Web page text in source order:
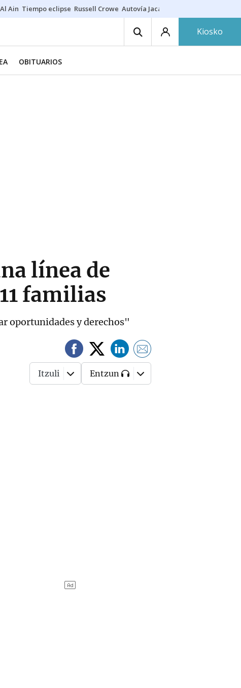
Ain Tiempo eclipse Russell Crowe Autovía Jaca
Kiosko
OBITUARIOS
línea de
familias
oportunidades y derechos"
Itzuli Entzun